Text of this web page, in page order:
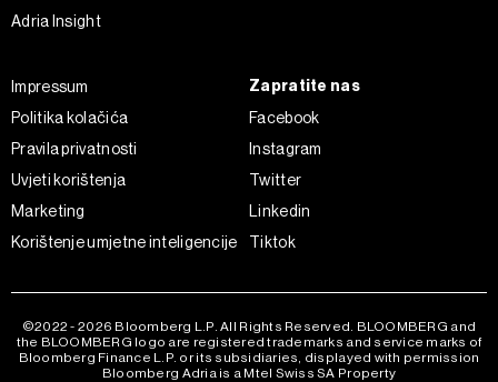
Adria Insight
Impressum
Politika kolačića
Pravila privatnosti
Uvjeti korištenja
Marketing
Korištenje umjetne inteligencije
Zapratite nas
Facebook
Instagram
Twitter
Linkedin
Tiktok
©2022 - 2026 Bloomberg L.P. All Rights Reserved. BLOOMBERG and
the BLOOMBERG logo are registered trademarks and service marks of
Bloomberg Finance L.P. or its subsidiaries, displayed with permission
Bloomberg Adria is a Mtel Swiss SA Property